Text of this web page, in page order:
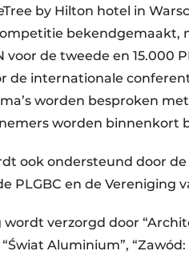
by Hilton hotel in
bekendgemaakt,
voor de tweede en 15.000
de internationale
worden besproken
worden binnenkort
ook ondersteund door
PLGBC en de Vereniging
verzorgd door
“Świat Aluminium”,